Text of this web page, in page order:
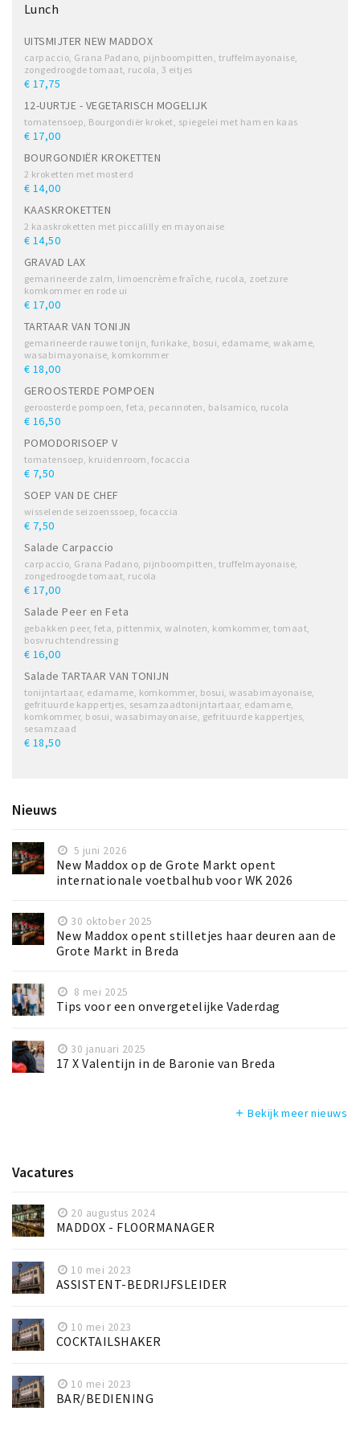
Lunch
UITSMIJTER NEW MADDOX
carpaccio, Grana Padano, pijnboompitten, truffelmayonaise,
zongedroogde tomaat, rucola, 3 eitjes
€ 17,75
12-UURTJE - VEGETARISCH MOGELIJK
tomatensoep, Bourgondiër kroket, spiegelei met ham en kaas
€ 17,00
BOURGONDIËR KROKETTEN
2 kroketten met mosterd
€ 14,00
KAASKROKETTEN
2 kaaskroketten met piccalilly en mayonaise
€ 14,50
GRAVAD LAX
gemarineerde zalm, limoencrème fraîche, rucola, zoetzure
komkommer en rode ui
€ 17,00
TARTAAR VAN TONIJN
gemarineerde rauwe tonijn, furikake, bosui, edamame, wakame,
wasabimayonaise, komkommer
€ 18,00
GEROOSTERDE POMPOEN
geroosterde pompoen, feta, pecannoten, balsamico, rucola
€ 16,50
POMODORISOEP V
tomatensoep, kruidenroom, focaccia
€ 7,50
SOEP VAN DE CHEF
wisselende seizoenssoep, focaccia
€ 7,50
Salade Carpaccio
carpaccio, Grana Padano, pijnboompitten, truffelmayonaise,
zongedroogde tomaat, rucola
€ 17,00
Salade Peer en Feta
gebakken peer, feta, pittenmix, walnoten, komkommer, tomaat,
bosvruchtendressing
€ 16,00
Salade TARTAAR VAN TONIJN
tonijntartaar, edamame, komkommer, bosui, wasabimayonaise,
gefrituurde kappertjes, sesamzaadtonijntartaar, edamame,
komkommer, bosui, wasabimayonaise, gefrituurde kappertjes,
sesamzaad
€ 18,50
Nieuws
5 juni 2026
New Maddox op de Grote Markt opent
internationale voetbalhub voor WK 2026
30 oktober 2025
New Maddox opent stilletjes haar deuren aan de
Grote Markt in Breda
8 mei 2025
Tips voor een onvergetelijke Vaderdag
30 januari 2025
17 X Valentijn in de Baronie van Breda
add Bekijk meer nieuws
Vacatures
20 augustus 2024
MADDOX - FLOORMANAGER
10 mei 2023
ASSISTENT-BEDRIJFSLEIDER
10 mei 2023
COCKTAILSHAKER
10 mei 2023
BAR/BEDIENING